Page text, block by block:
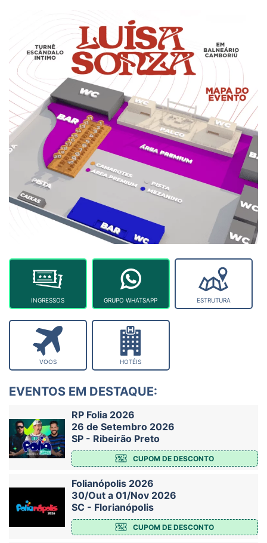
INGRESSOS GRUPO WHATSAPP ESTRUTURA
VOOS HOTÉIS
EVENTOS EM DESTAQUE:
RP Folia 2026
26 de Setembro 2026
SP - Ribeirão Preto
CUPOM DE DESCONTO
Folianópolis 2026
30/Out a 01/Nov 2026
SC - Florianópolis
CUPOM DE DESCONTO